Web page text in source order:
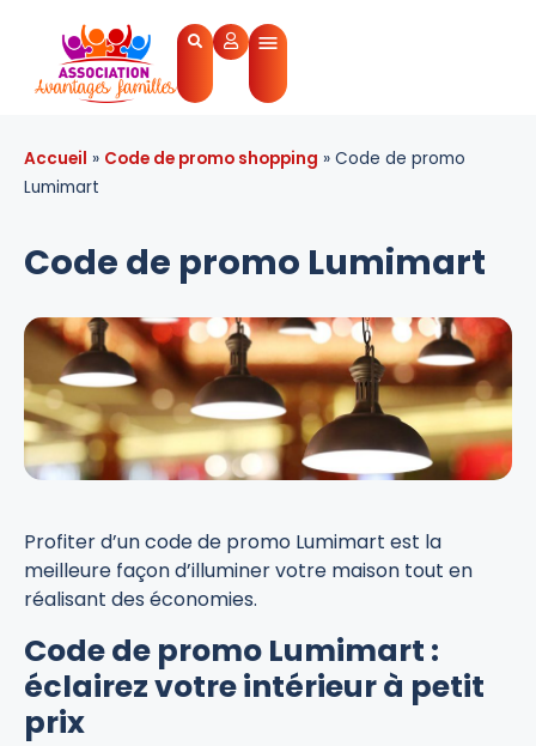
Accueil » Code de promo shopping » Code de promo
Lumimart
Code de promo Lumimart
Profiter d’un code de promo Lumimart est la
meilleure façon d’illuminer votre maison tout en
réalisant des économies.
Code de promo Lumimart :
éclairez votre intérieur à petit
prix